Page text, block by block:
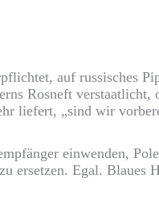
auf russisches
Rosneft
liefert, „sind wir
einwenden,
ersetzen. Egal. Blaues